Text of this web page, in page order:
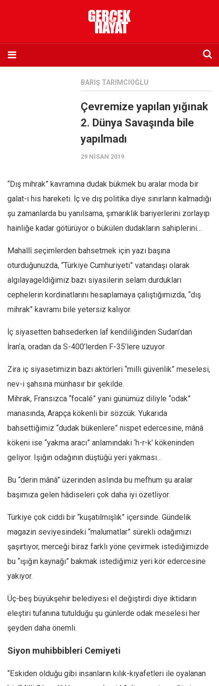
Abone olmak istiyorum
Satış noktası listesi
Twitter
Facebook
Yazarlar
Kemal Özer
Yvonne Ridley
Ömer Kayani
Yusuf Armağan
Leyla Şerif Emin
Selçuk Türkyılmaz
Mehmet Ali Tekin
Esra Elönü
» Yazar arşivi
Bu Sayı
Tüm Sayılar
Kültür Sanat
7 soruda bu hafta
Ekonomi
BARIŞ TARIMCIOĞLU
Çevremize yapılan yığınak
2. Dünya Savaşında bile
yapılmadı
29 NISAN 2019
“Dış mihrak” kavramına dudak bükmek bu aralar moda bir
galat-ı his hareketi. İç ve dış politika diye sınırların kalmadığı
şu zamanlarda bu yanılsama, şımarıklık bariyerlerini zorlayıp
hainliğe kadar götürüyor o bükülen dudakların sahiplerini…
Mahallî seçimlerden bahsetmek için yazı başına
oturduğunuzda, “Türkiye Cumhuriyeti” vatandaşı olarak
algılayageldiğimiz bazı siyasilerin selam durdukları
cephelerin kordinatlarını hesaplamaya çalıştığımızda, “dış
mihrak” kavramı bile yetersiz kalıyor.
İç siyasetten bahsederken laf kendiliğinden Sudan’dan
İran’a, oradan da S-400’lerden F-35’lere uzuyor.
Zira iç siyasetimizin bazı aktörleri “milli güvenlik” meselesi,
nev-i şahsına münhasır bir şekilde.
Mihrak, Fransızca “focalé” yani günümüz diliyle “odak”
manasında, Arapça kökenli bir sözcük. Yukarıda
bahsettiğimiz “dudak bükenlere” nispet edercesine, mânâ
kökeni ise “yakma aracı” anlamındaki ‘h-r-k’ kökeninden
geliyor. Işığın odağının düştüğü yeri yakması…
Bu “derin mânâ” üzerinden aslında bu mefhum şu aralar
başımıza gelen hâdiseleri çok daha iyi özetliyor.
Türkiye çok ciddi bir “kuşatılmışlık” içersinde. Gündelik
magazin seviyesindeki “malumatlar” sürekli odağımızı
şaşırtıyor, merceği biraz farklı yöne çevirmek istediğimizde
bu “ışığın kaynağı” bakmak istediğimiz yeri kör edercesine
yakıyor.
Üç-beş büyükşehir belediyesi el değiştirdi diye iktidarın
eleştiri tufanına tutulduğu şu günlerde odak meselesi her
şeyden daha önemli.
Siyon muhibbibleri Cemiyeti
“Eskiden olduğu gibi insanların kılık-kıyafetleri ile oyalanan